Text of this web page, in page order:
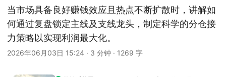
当市场具备良好赚钱效应且热点不断扩散时，讲解如
何通过复盘锁定主线及支线龙头，制定科学的分仓接
力策略以实现利润最大化。
2026年06月03日 15:24 · 3 分钟 · 1269 字